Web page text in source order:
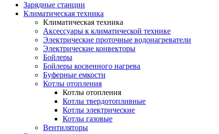
Зарядные станции
Климатическая техника
Климатическая техника
Аксессуары к климатической технике
Электрические проточные водонагреватели
Электрические конвекторы
Бойлеры
Бойлеры косвенного нагрева
Буферные емкости
Котлы отопления
Котлы отопления
Котлы твердотопливные
Котлы электрические
Котлы газовые
Вентиляторы